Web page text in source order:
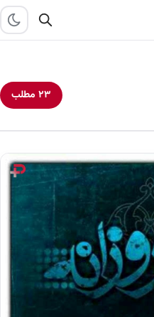
۲۳ مطلب